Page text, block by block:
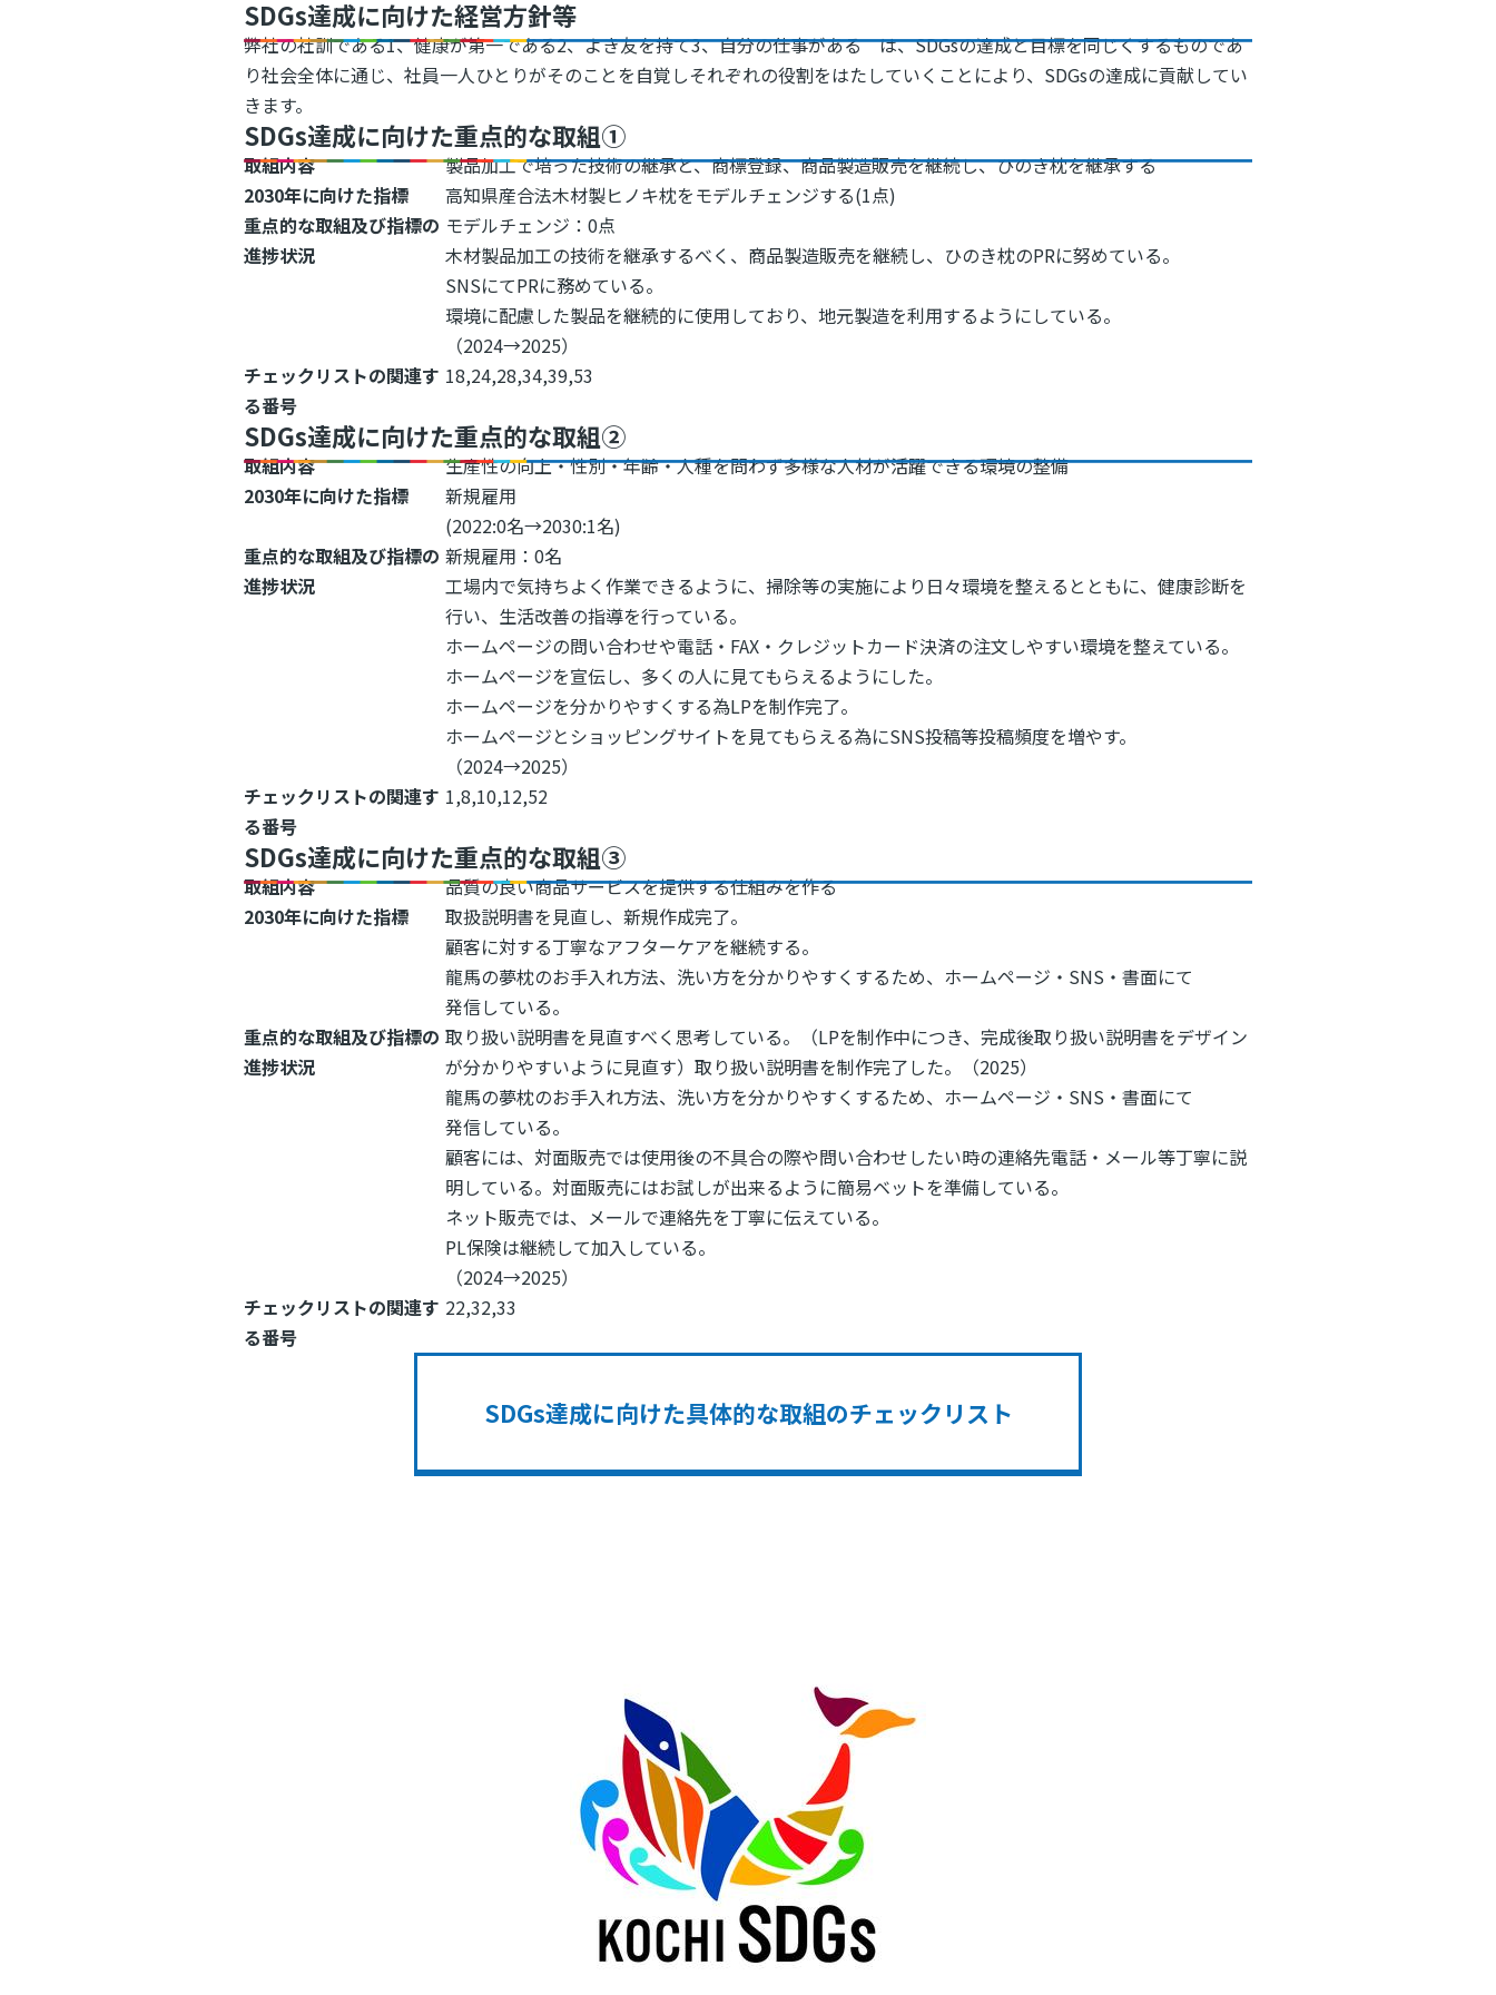
SDGs達成に向けた経営方針等
弊社の社訓である1、健康が第一である2、よき友を持て3、自分の仕事がある は、SDGsの達成と目標を同じくするものであ
り社会全体に通じ、社員一人ひとりがそのことを自覚しそれぞれの役割をはたしていくことにより、SDGsの達成に貢献してい
きます。
SDGs達成に向けた重点的な取組①
取組内容
製品加工で培った技術の継承と、商標登録、商品製造販売を継続し、ひのき枕を継承する
2030年に向けた指標
高知県産合法木材製ヒノキ枕をモデルチェンジする(1点)
重点的な取組及び指標の
進捗状況
モデルチェンジ：0点
木材製品加工の技術を継承するべく、商品製造販売を継続し、ひのき枕のPRに努めている。
SNSにてPRに務めている。
環境に配慮した製品を継続的に使用しており、地元製造を利用するようにしている。
（2024→2025）
チェックリストの関連す
る番号
18,24,28,34,39,53
SDGs達成に向けた重点的な取組②
取組内容
生産性の向上・性別・年齢・人種を問わず多様な人材が活躍できる環境の整備
2030年に向けた指標
新規雇用
(2022:0名→2030:1名)
重点的な取組及び指標の
進捗状況
新規雇用：0名
工場内で気持ちよく作業できるように、掃除等の実施により日々環境を整えるとともに、健康診断を
行い、生活改善の指導を行っている。
ホームページの問い合わせや電話・FAX・クレジットカード決済の注文しやすい環境を整えている。
ホームページを宣伝し、多くの人に見てもらえるようにした。
ホームページを分かりやすくする為LPを制作完了。
ホームページとショッピングサイトを見てもらえる為にSNS投稿等投稿頻度を増やす。
（2024→2025）
チェックリストの関連す
る番号
1,8,10,12,52
SDGs達成に向けた重点的な取組③
取組内容
品質の良い商品サービスを提供する仕組みを作る
2030年に向けた指標
取扱説明書を見直し、新規作成完了。
顧客に対する丁寧なアフターケアを継続する。
龍馬の夢枕のお手入れ方法、洗い方を分かりやすくするため、ホームページ・SNS・書面にて
発信している。
重点的な取組及び指標の
進捗状況
取り扱い説明書を見直すべく思考している。（LPを制作中につき、完成後取り扱い説明書をデザイン
が分かりやすいように見直す）取り扱い説明書を制作完了した。（2025）
龍馬の夢枕のお手入れ方法、洗い方を分かりやすくするため、ホームページ・SNS・書面にて
発信している。
顧客には、対面販売では使用後の不具合の際や問い合わせしたい時の連絡先電話・メール等丁寧に説
明している。対面販売にはお試しが出来るように簡易ベットを準備している。
ネット販売では、メールで連絡先を丁寧に伝えている。
PL保険は継続して加入している。
（2024→2025）
チェックリストの関連す
る番号
22,32,33
SDGs達成に向けた具体的な取組のチェックリスト